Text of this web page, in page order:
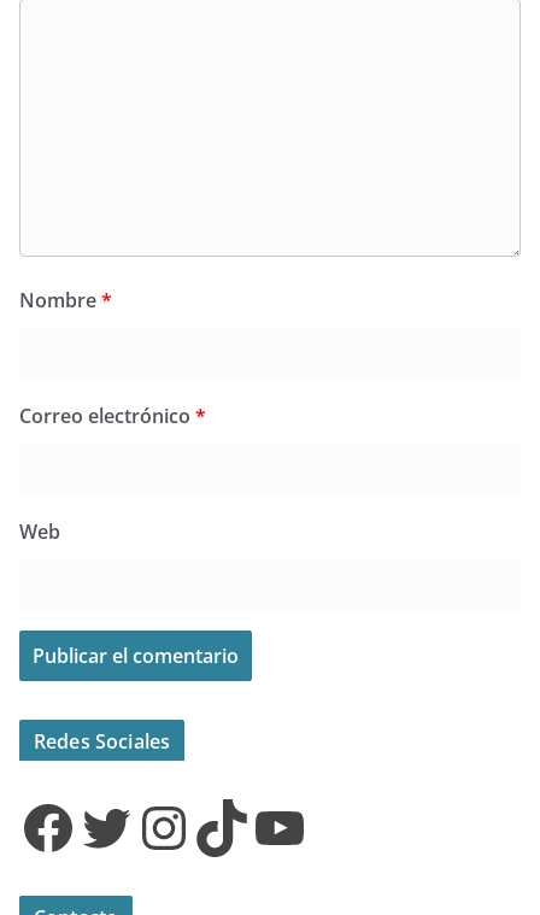
Nombre*
Correo electrónico *
Web
Redes Sociales
Facebook Twitter InstagramTikTok YouTube